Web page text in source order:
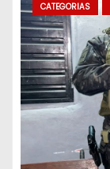
CATEGORIAS